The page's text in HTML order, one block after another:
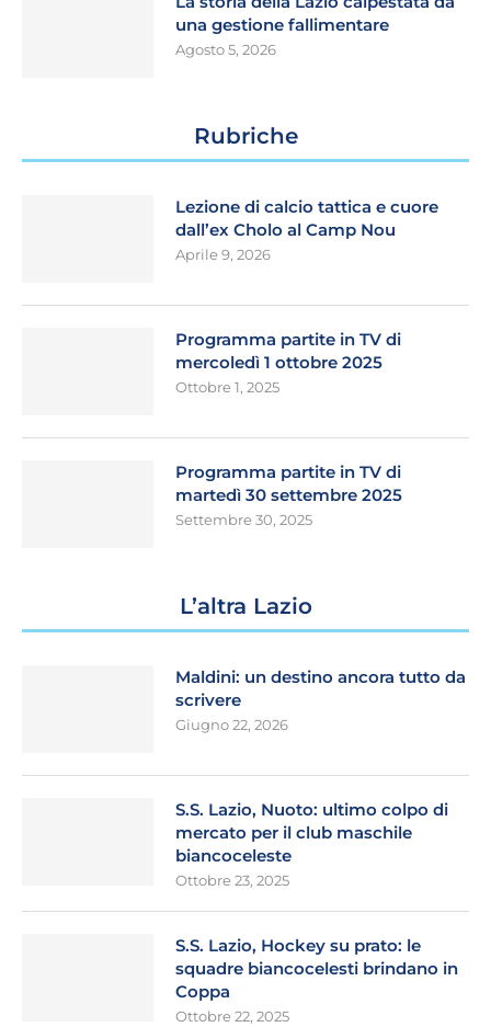
una gestione fallimentare
Agosto 5, 2026
Rubriche
Lezione di calcio tattica e cuore
dall’ex Cholo al Camp Nou
Aprile 9, 2026
Programma partite in TV di
mercoledì 1 ottobre 2025
Ottobre 1, 2025
Programma partite in TV di
martedì 30 settembre 2025
Settembre 30, 2025
L’altra Lazio
Maldini: un destino ancora tutto da
scrivere
Giugno 22, 2026
S.S. Lazio, Nuoto: ultimo colpo di
mercato per il club maschile
biancoceleste
Ottobre 23, 2025
S.S. Lazio, Hockey su prato: le
squadre biancocelesti brindano in
Coppa
Ottobre 22, 2025